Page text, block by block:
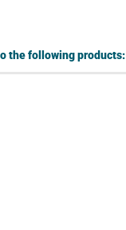
the following products: